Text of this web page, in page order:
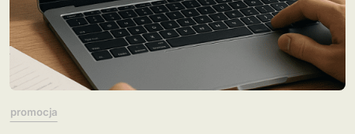
promocja